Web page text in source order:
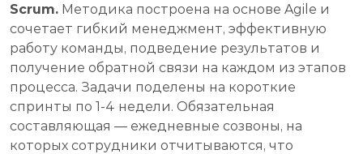
Scrum. Методика построена на основе Agile и
сочетает гибкий менеджмент, эффективную
работу команды, подведение результатов и
получение обратной связи на каждом из этапов
процесса. Задачи поделены на короткие
спринты по 1-4 недели. Обязательная
составляющая — ежедневные созвоны, на
которых сотрудники отчитываются, что